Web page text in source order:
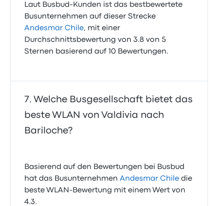
Laut Busbud-Kunden ist das bestbewertete
Busunternehmen auf dieser Strecke
Andesmar Chile, mit einer
Durchschnittsbewertung von 3.8 von 5
Sternen basierend auf 10 Bewertungen.
Welche Busgesellschaft bietet das
beste WLAN von Valdivia nach
Bariloche?
Basierend auf den Bewertungen bei Busbud
hat das BusunternehmenAndesmar Chile die
beste WLAN-Bewertung mit einem Wert von
4.3.